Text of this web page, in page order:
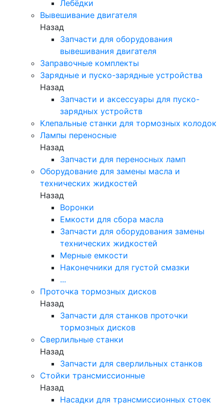
Лебёдки
Вывешивание двигателя
Назад
Запчасти для оборудования
вывешивания двигателя
Заправочные комплекты
Зарядные и пуско-зарядные устройства
Назад
Запчасти и аксессуары для пуско-
зарядных устройств
Клепальные станки для тормозных колодок
Лампы переносные
Назад
Запчасти для переносных ламп
Оборудование для замены масла и
технических жидкостей
Назад
Воронки
Емкости для сбора масла
Запчасти для оборудования замены
технических жидкостей
Мерные емкости
Наконечники для густой смазки
...
Проточка тормозных дисков
Назад
Запчасти для станков проточки
тормозных дисков
Сверлильные станки
Назад
Запчасти для сверлильных станков
Стойки трансмиссионные
Назад
Насадки для трансмиссионных стоек